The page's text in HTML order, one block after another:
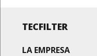
TECFILTER
LA EMPRESA